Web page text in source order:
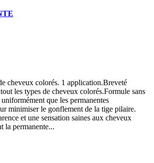
cheveux colorés. 1 application.Breveté
les types de cheveux colorés.Formule sans
que les permanentes
minimiser le gonflement de la tige pilaire.
et une sensation saines aux cheveux
la permanente...